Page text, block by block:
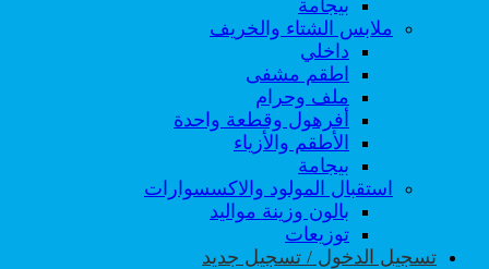
بيجامة
ملابس الشتاء والخريف
داخلي
اطقم مشفى
ملف وحرام
أفرهول وقطعة واحدة
الأطقم والأزياء
بيجامة
استقبال المولود والاكسسوارات
بالون وزينة مواليد
توزيعات
تسجيل الدخول / تسجيل جديد